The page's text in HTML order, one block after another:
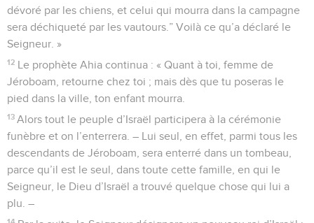
dévoré par les chiens, et celui qui mourra dans la campagne
sera déchiqueté par les vautours.” Voilà ce qu’a déclaré le
Seigneur. »
12 Le prophète Ahia continua : « Quant à toi, femme de
Jéroboam, retourne chez toi ; mais dès que tu poseras le
pied dans la ville, ton enfant mourra.
13 Alors tout le peuple d’Israël participera à la cérémonie
funèbre et on l’enterrera. – Lui seul, en effet, parmi tous les
descendants de Jéroboam, sera enterré dans un tombeau,
parce qu’il est le seul, dans toute cette famille, en qui le
Seigneur, le Dieu d’Israël a trouvé quelque chose qui lui a
plu. –
14